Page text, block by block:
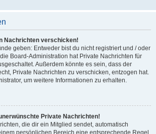
Nachrichten verschicken!
geben: Entweder bist du nicht registriert und / oder
Board-Administration hat Private Nachrichten für
Außerdem könnte es sein, dass der
Private Nachrichten zu verschicken, entzogen hat.
um weitere Informationen zu erhalten.
Private Nachrichten!
die dir ein Mitglied sendet, automatisch
persönlichen Bereich eine entsprechende Regel